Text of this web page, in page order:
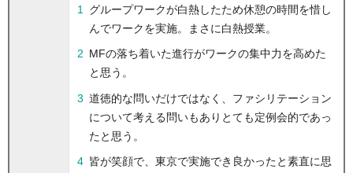
グループワークが白熱したため休憩の時間を惜し
んでワークを実施。まさに白熱授業。
MFの落ち着いた進行がワークの集中力を高めた
と思う。
道徳的な問いだけではなく、ファシリテーション
について考える問いもありとても定例会的であっ
たと思う。
皆が笑顔で、東京で実施でき良かったと素直に思